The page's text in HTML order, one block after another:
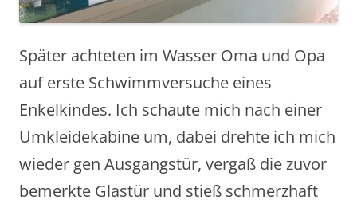
Später achteten im Wasser Oma und Opa
auf erste Schwimmversuche eines
Enkelkindes. Ich schaute mich nach einer
Umkleidekabine um, dabei drehte ich mich
wieder gen Ausgangstür, vergaß die zuvor
bemerkte Glastür und stieß schmerzhaft